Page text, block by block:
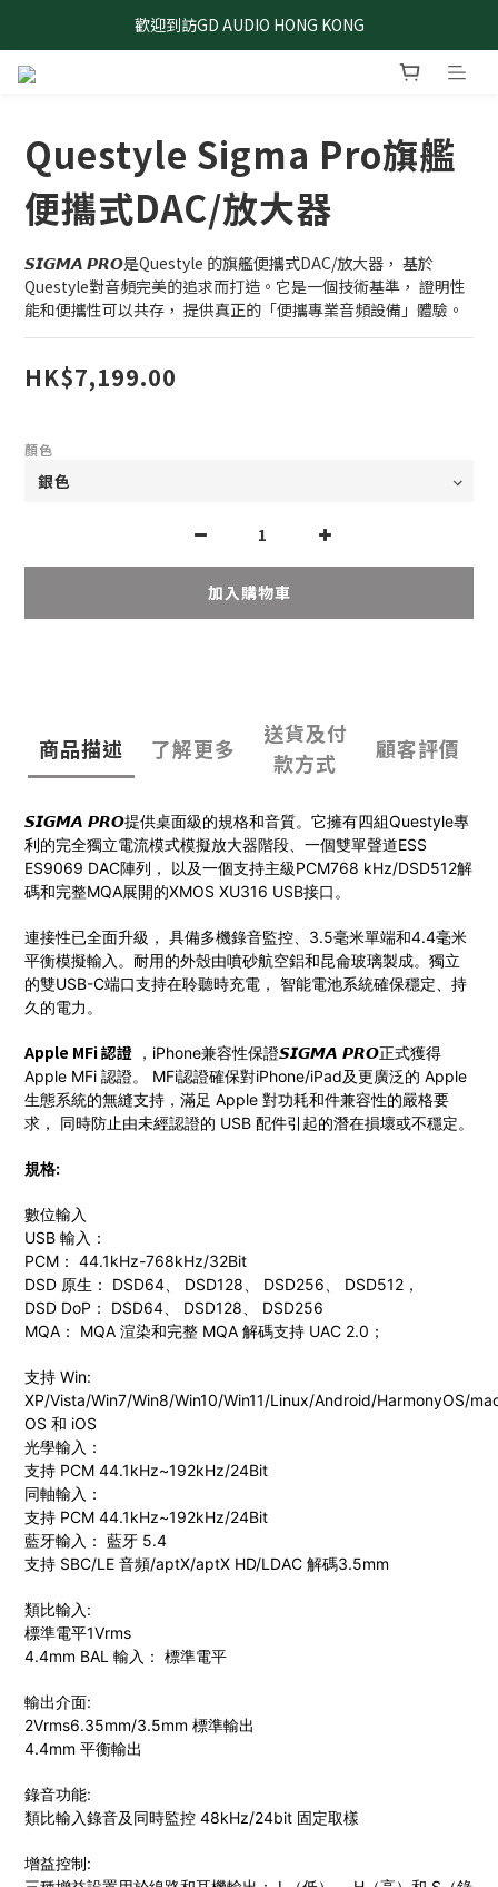
歡迎到訪GD AUDIO HONG KONG
Questyle Sigma Pro旗艦
便攜式DAC/放大器
𝙎𝙄𝙂𝙈𝘼 𝙋𝙍𝙊是Questyle 的旗艦便攜式DAC/放大器， 基於
Questyle對音頻完美的追求而打造。它是一個技術基準， 證明性
能和便攜性可以共存， 提供真正的「便攜專業音頻設備」體驗。
HK$7,199.00
顏色
加入購物車
商品描述 了解更多
送貨及付
款方式
顧客評價
𝙎𝙄𝙂𝙈𝘼 𝙋𝙍𝙊提供桌面級的規格和音質。它擁有四組Questyle專
利的完全獨立電流模式模擬放大器階段、一個雙單聲道ESS
ES9069 DAC陣列， 以及一個支持主級PCM768 kHz/DSD512解
碼和完整MQA展開的XMOS XU316 USB接口。
連接性已全面升級， 具備多機錄音監控、3.5毫米單端和4.4毫米
平衡模擬輸入。耐用的外殼由噴砂航空鋁和昆侖玻璃製成。獨立
的雙USB-C端口支持在聆聽時充電， 智能電池系統確保穩定、持
久的電力。
Apple MFi 認證 ，iPhone兼容性保證𝙎𝙄𝙂𝙈𝘼 𝙋𝙍𝙊正式獲得
Apple MFi 認證。 MFi認證確保對iPhone/iPad及更廣泛的 Apple
生態系統的無縫支持，滿足 Apple 對功耗和件兼容性的嚴格要
求， 同時防止由未經認證的 USB 配件引起的潛在損壞或不穩定。
規格:
數位輸入
USB 輸入：
PCM： 44.1kHz-768kHz/32Bit
DSD 原生： DSD64、 DSD128、 DSD256、 DSD512，
DSD DoP： DSD64、 DSD128、 DSD256
MQA： MQA 渲染和完整 MQA 解碼支持 UAC 2.0；
支持 Win:
XP/Vista/Win7/Win8/Win10/Win11/Linux/Android/HarmonyOS/
OS 和 iOS
光學輸入：
支持 PCM 44.1kHz~192kHz/24Bit
同軸輸入：
支持 PCM 44.1kHz~192kHz/24Bit
藍牙輸入： 藍牙 5.4
支持 SBC/LE 音頻/aptX/aptX HD/LDAC 解碼3.5mm
類比輸入:
標準電平1Vrms
4.4mm BAL 輸入： 標準電平
輸出介面:
2Vrms6.35mm/3.5mm 標準輸出
4.4mm 平衡輸出
錄音功能:
類比輸入錄音及同時監控 48kHz/24bit 固定取樣
增益控制: